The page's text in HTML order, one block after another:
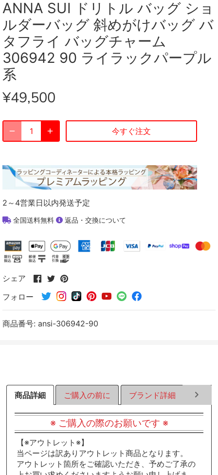
ANNA SUI ドリトル バッグ ショ
ルダーバッグ 斜めがけバッグ バ
タフライ バッグチャーム
306942 90 ライラックパープル
系
¥49,500
今すぐ注文
2～4営業日以内発送予定
全国送料無料 返品・交換について
シェア
Facebook
シ
ェ
す
Twitter
シ
ェ
ア
Pinterest
シ
ェ
ア
す
フォロー
商品番号: ansi-306942-90
商品詳細 ご購入の前に ブランド詳細 ラッ
※ ご購入の際のお願いです ※
【※アウトレット※】
当ページは訳ありアウトレット商品となります。
アウトレット箇所をご確認いただき、予めご了承の